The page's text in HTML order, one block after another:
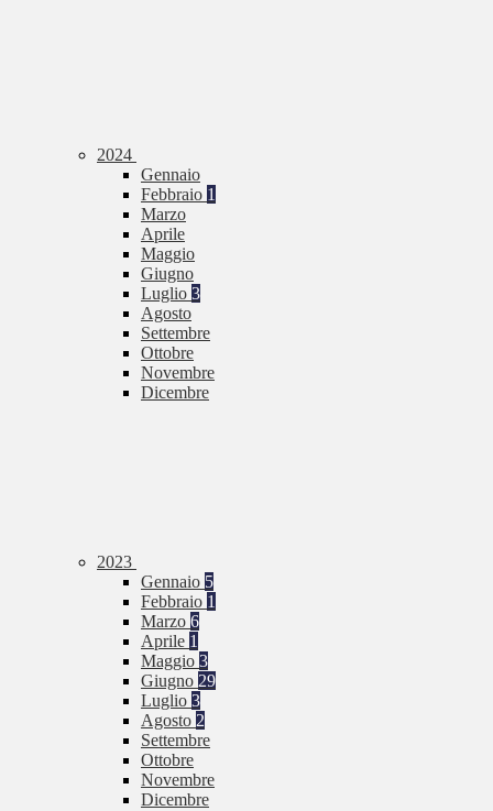
2024
Gennaio
Febbraio 1
Marzo
Aprile
Maggio
Giugno
Luglio 3
Agosto
Settembre
Ottobre
Novembre
Dicembre
2023
Gennaio 5
Febbraio 1
Marzo 6
Aprile 1
Maggio 3
Giugno 29
Luglio 3
Agosto 2
Settembre
Ottobre
Novembre
Dicembre